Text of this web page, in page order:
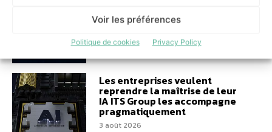
Voir les préférences
Politique de cookies Privacy Policy
Les entreprises veulent
reprendre la maîtrise de leur
IA ITS Group les accompagne
pragmatiquement
3 août 2026